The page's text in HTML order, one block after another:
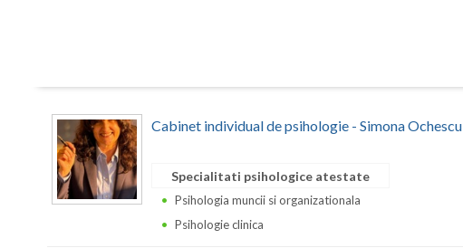
Cabinet individual de psihologie - Simona Ochescu
Specialitati psihologice atestate
Psihologia muncii si organizationala
Psihologie clinica